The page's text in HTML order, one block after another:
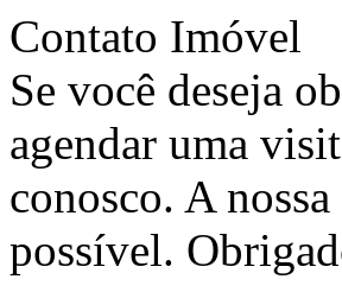
Contato Imóvel
Se você deseja
agendar uma
conosco. A
possível.